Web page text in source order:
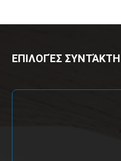
ΕΠΙΛΟΓΈΣ ΣΥΝΤΆΚΤΗ